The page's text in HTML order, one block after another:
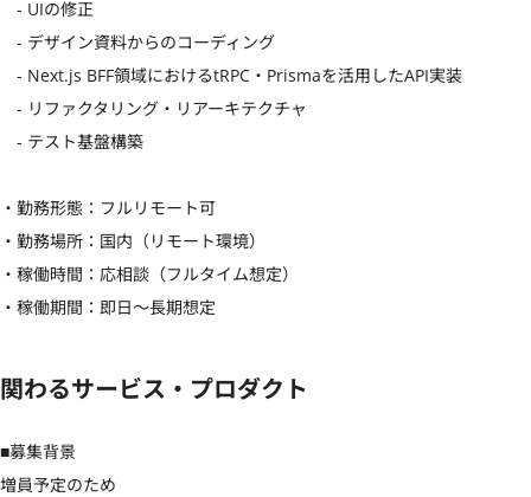
- UIの修正
- デザイン資料からのコーディング
- Next.js BFF領域におけるtRPC・Prismaを活用したAPI実装
- リファクタリング・リアーキテクチャ
- テスト基盤構築
・勤務形態：フルリモート可
・勤務場所：国内（リモート環境）
・稼働時間：応相談（フルタイム想定）
・稼働期間：即日〜長期想定
関わるサービス・プロダクト
■募集背景
増員予定のため